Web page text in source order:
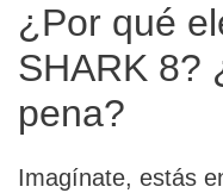
¿Por qué
SHARK 8?
pena?
Imagínate, estás